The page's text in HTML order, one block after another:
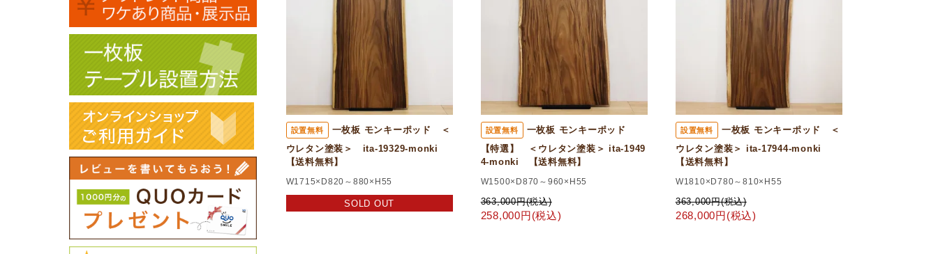
設置無料
一枚板 モンキーポッド ＜
ウレタン塗装＞ ita-19329-monki
【送料無料】
W1715×D820～880×H55
SOLD OUT
設置無料
一枚板 モンキーポッド
【特選】 ＜ウレタン塗装＞ ita-1949
4-monki 【送料無料】
W1500×D870～960×H55
363,000円(税込)
258,000円(税込)
設置無料
一枚板 モンキーポッド ＜
ウレタン塗装＞ ita-17944-monki
【送料無料】
W1810×D780～810×H55
363,000円(税込)
268,000円(税込)